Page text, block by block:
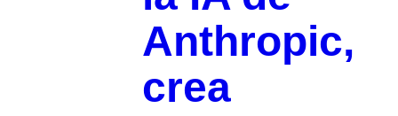
Anthropic,
crea